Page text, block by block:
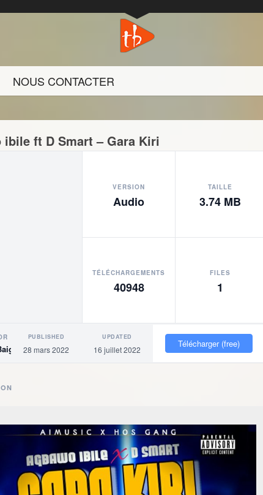
NOUS CONTACTER
ibile ft D Smart – Gara Kiri
VERSION
Audio
TAILLE
3.74 MB
TÉLÉCHARGEMENTS
40948
FILES
1
PUBLISHED
28 mars 2022
UPDATED
16 juillet 2022
Télécharger (free)